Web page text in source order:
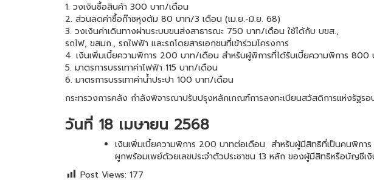
1. วงเงินซื้อสินค้า 300 บาท/เดือน
2. ส่วนลดค่าซื้อก๊าซหุงต้ม 80 บาท/3 เดือน (เม.ย.-มิ.ย. 68)
3. วงเงินค่าเดินทางผ่านระบบขนส่งสาธารณะ 750 บาท/เดือน ใช้ได้กับ บขส.,
รถไฟ, ขสมก., รถไฟฟ้า และรถโดยสารเอกชนที่เข้าร่วมโครงการ
4. เงินเพิ่มเบี้ยความพิการ 200 บาท/เดือน สำหรับผู้พิการที่ได้รับเบี้ยความพิการ
5. มาตรการบรรเทาค่าไฟฟ้า 115 บาท/เดือน
6. มาตรการบรรเทาค่าน้ำประปา 100 บาท/เดือน
กระทรวงการคลัง กำลังพิจารณาปรับปรุงหลักเกณฑ์การลงทะเบียนสวัสดิการแห่งรัฐร
วันที่ 18 เมษายน 2568
เงินเพิ่มเบี้ยความพิการ 200 บาทต่อเดือน สำหรับผู้มีสิทธิที่เป็นคนพิกา
ผูกพร้อมเพย์ด้วยเลขประจำตัวประชาชน 13 หลัก ของผู้มีสิทธิหรือบัญชีเ
Post Views: 177